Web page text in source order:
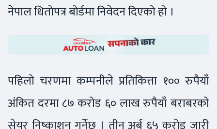
नेपाल धितोपत्र बोर्डमा निवेदन दिएको हो ।
पहिलो चरणमा कम्पनीले प्रतिकित्ता १०० रुपैयाँ
अंकित दरमा ८७ करोड ६० लाख रुपैयाँ बराबरको